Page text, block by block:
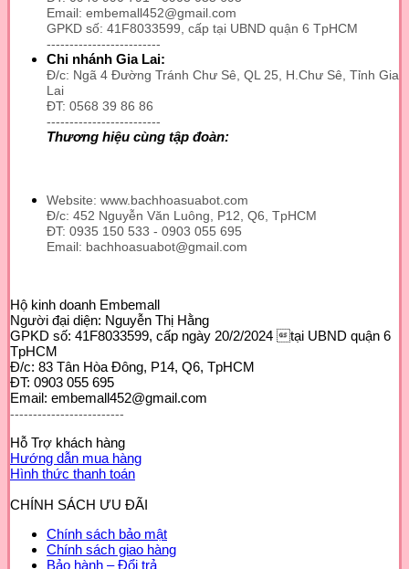
Email: embemall452@gmail.com
GPKD số: 41F8033599, cấp tại UBND quận 6 TpHCM
-------------------------
Chi nhánh Gia Lai:
Đ/c: Ngã 4 Đường Tránh Chư Sê, QL 25, H.Chư Sê, Tỉnh Gia
Lai
ĐT: 0568 39 86 86
-------------------------
Thương hiệu cùng tập đoàn:
Website: www.bachhoasuabot.com
Đ/c: 452 Nguyễn Văn Luông, P12, Q6, TpHCM
ĐT: 0935 150 533 - 0903 055 695
Email: bachhoasuabot@gmail.com
Hộ kinh doanh Embemall
Người đại diện: Nguyễn Thị Hằng
GPKD số: 41F8033599, cấp ngày 20/2/2024 tại UBND quận 6
TpHCM
Đ/c: 83 Tân Hòa Đông, P14, Q6, TpHCM
ĐT: 0903 055 695
Email: embemall452@gmail.com
-------------------------
Hỗ Trợ khách hàng
Hướng dẫn mua hàng
Hình thức thanh toán
CHÍNH SÁCH ƯU ĐÃI
Chính sách bảo mật
Chính sách giao hàng
Bảo hành – Đổi trả